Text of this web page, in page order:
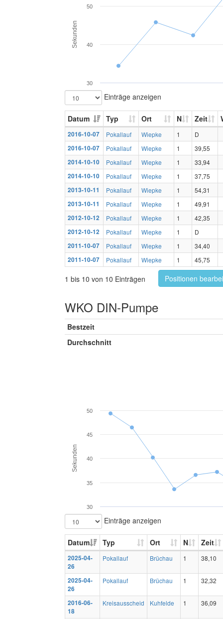
Sekunden
30
40
50
Einträge anzeigen
Datum Typ Ort N Zeit
2016-10-07 Pokallauf Wiepke 1
D
2016-10-07
Pokallauf Wiepke 1
39,55
2014-10-10
Pokallauf Wiepke 1
33,94
2014-10-10
Pokallauf Wiepke 1
37,75
2013-10-11
Pokallauf Wiepke 1
54,31
2013-10-11
Pokallauf Wiepke 1
49,91
2012-10-12
Pokallauf Wiepke 1
42,35
2012-10-12
Pokallauf Wiepke 1
D
2011-10-07
Pokallauf Wiepke 1
34,40
2011-10-07
Pokallauf Wiepke 1 45,75
1 bis 10 von 10 Einträgen Positionen
WKO DIN-Pumpe
Bestzeit
Durchschnitt
Sekunden
30
35
40
45
50
Einträge anzeigen
Datum Typ Ort N Zeit
2025-04-
26
Pokallauf Brüchau 1 38,10
2025-04-
26
Pokallauf Brüchau 1 32,32
2016-06-
18
Kreisausscheid Kuhfelde 1 36,09